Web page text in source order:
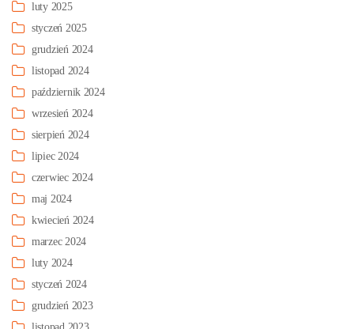
luty 2025
styczeń 2025
grudzień 2024
listopad 2024
październik 2024
wrzesień 2024
sierpień 2024
lipiec 2024
czerwiec 2024
maj 2024
kwiecień 2024
marzec 2024
luty 2024
styczeń 2024
grudzień 2023